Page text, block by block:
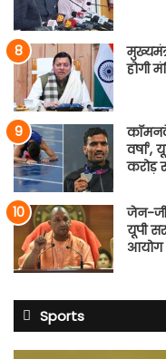
होगी
करोड़
जेन-
यूपी
आयोग
Sports